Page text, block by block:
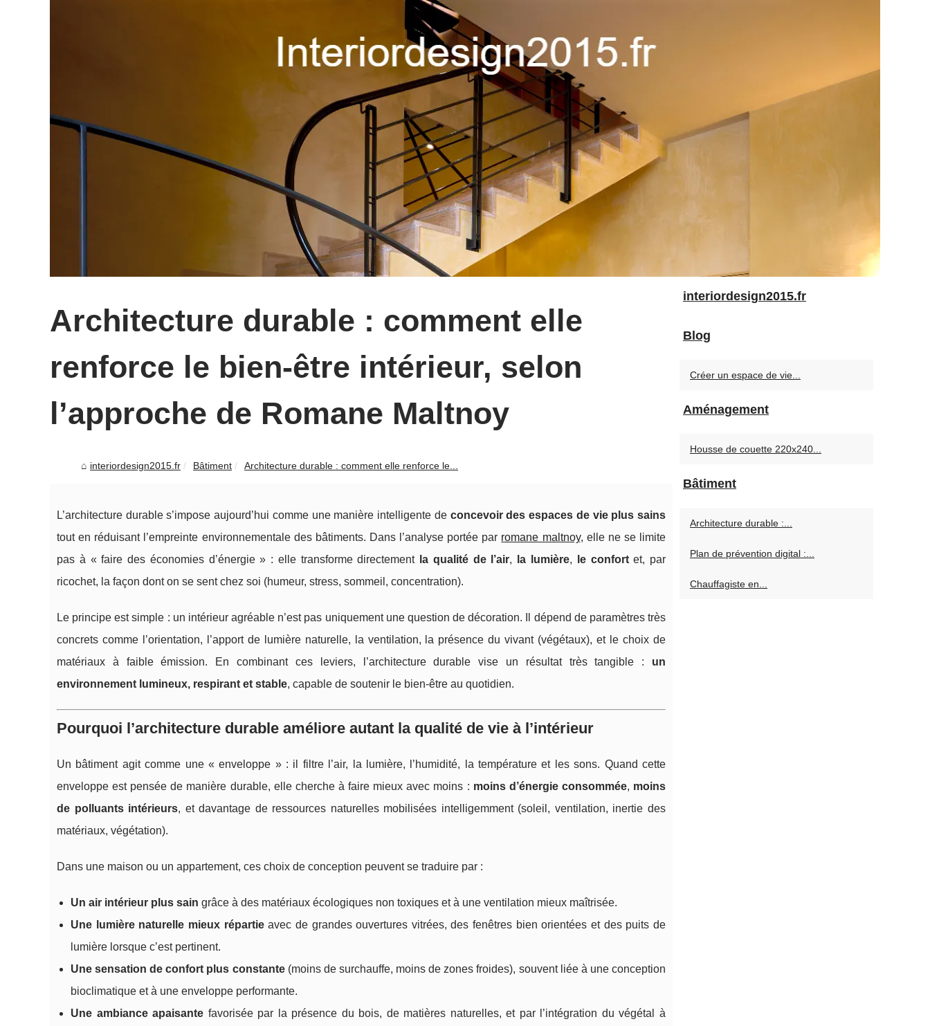
Architecture durable : comment elle
renforce le bien-être intérieur, selon
l’approche de Romane Maltnoy
interiordesign2015.fr Bâtiment Architecture durable : comment elle renforce le...
L’architecture durable s’impose aujourd’hui comme une manière intelligente de concevoir des espaces de vie plus sains
tout en réduisant l’empreinte environnementale des bâtiments. Dans l’analyse portée par romane maltnoy, elle ne se limite
pas à « faire des économies d’énergie » : elle transforme directement la qualité de l’air, la lumière, le confortet, par
ricochet, la façon dont on se sent chez soi (humeur, stress, sommeil, concentration).
Le principe est simple : un intérieur agréable n’est pas uniquement une question de décoration. Il dépend de paramètres très
concrets comme l’orientation, l’apport de lumière naturelle, la ventilation, la présence du vivant (végétaux), et le choix de
matériaux à faible émission. En combinant ces leviers, l’architecture durable vise un résultat très tangible : un
environnement lumineux, respirant et stable, capable de soutenir le bien-être au quotidien.
Pourquoi l’architecture durable améliore autant la qualité de vie à l’intérieur
Un bâtiment agit comme une « enveloppe » : il filtre l’air, la lumière, l’humidité, la température et les sons. Quand cette
enveloppe est pensée de manière durable, elle cherche à faire mieux avec moins : moins d’énergie consommée, moins
de polluants intérieurs, et davantage de ressources naturelles mobilisées intelligemment (soleil, ventilation, inertie des
matériaux, végétation).
Dans une maison ou un appartement, ces choix de conception peuvent se traduire par :
Un air intérieur plus sain grâce à des matériaux écologiques non toxiques et à une ventilation mieux maîtrisée.
Une lumière naturelle mieux répartieavec de grandes ouvertures vitrées, des fenêtres bien orientées et des puits de
lumière lorsque c’est pertinent.
Une sensation de confort plus constante(moins de surchauffe, moins de zones froides), souvent liée à une conception
bioclimatique et à une enveloppe performante.
Une ambiance apaisante favorisée par la présence du bois, de matières naturelles, et par l’intégration du végétal à
interiordesign2015.fr
Blog
Créer un espace de vie...
Aménagement
Housse de couette 220x240...
Bâtiment
Architecture durable :...
Plan de prévention digital :...
Chauffagiste en...